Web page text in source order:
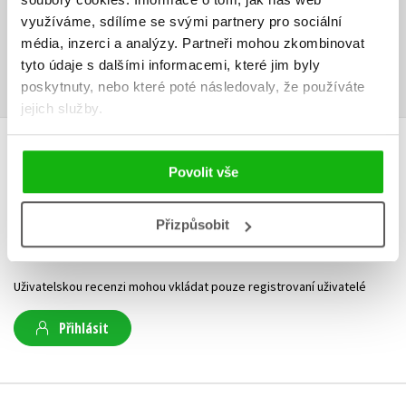
využíváme, sdílíme se svými partnery pro sociální
média, inzerci a analýzy. Partneři mohou zkombinovat
tyto údaje s dalšími informacemi, které jim byly
poskytnuty, nebo které poté následovaly, že používáte
jejich služby.
Povolit vše
Přizpůsobit
Ke stažení
Ukázka.pdf
HODNOCENÍ ČTENÁŘŮ
V současné době nejsou vytvořena žádná uživatelská hodnocení.
Vaše hodnocení
Uživatelskou recenzi mohou vkládat pouze registrovaní uživatelé
Přihlásit